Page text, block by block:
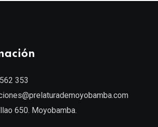
353
650. Moyobamba.